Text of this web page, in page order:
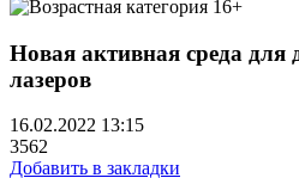
Новая активная среда
лазеров
16.02.2022 13:15
3562
Добавить в закладки